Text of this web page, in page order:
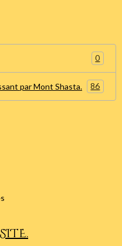
0
par Mont Shasta. 86